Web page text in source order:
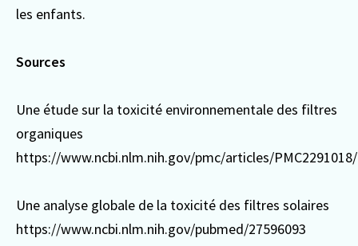
les enfants.
Sources
Une étude sur la toxicité environnementale des filtres
organiques
https://www.ncbi.nlm.nih.gov/pmc/articles/PMC2291018/
Une analyse globale de la toxicité des filtres solaires
https://www.ncbi.nlm.nih.gov/pubmed/27596093